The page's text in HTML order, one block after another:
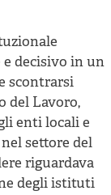
decisivo in un
scontrarsi
del Lavoro,
enti locali e
settore del
riguardava
degli istituti